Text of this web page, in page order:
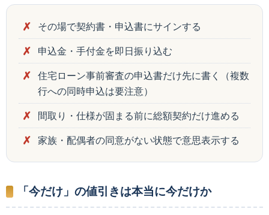
その場で契約書・申込書にサインする
申込金・手付金を即日振り込む
住宅ローン事前審査の申込書だけ先に書く（複数
行への同時申込は要注意）
間取り・仕様が固まる前に総額契約だけ進める
家族・配偶者の同意がない状態で意思表示する
「今だけ」の値引きは本当に今だけか